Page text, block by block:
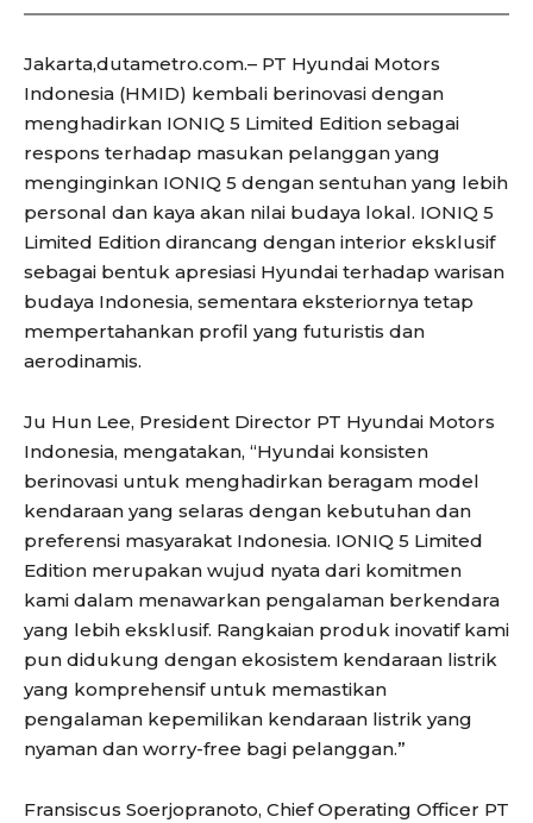
Jakarta,dutametro.com.– PT Hyundai Motors
Indonesia (HMID) kembali berinovasi dengan
menghadirkan IONIQ 5 Limited Edition sebagai
respons terhadap masukan pelanggan yang
menginginkan IONIQ 5 dengan sentuhan yang lebih
personal dan kaya akan nilai budaya lokal. IONIQ 5
Limited Edition dirancang dengan interior eksklusif
sebagai bentuk apresiasi Hyundai terhadap warisan
budaya Indonesia, sementara eksteriornya tetap
mempertahankan profil yang futuristis dan
aerodinamis.
Ju Hun Lee, President Director PT Hyundai Motors
Indonesia, mengatakan, “Hyundai konsisten
berinovasi untuk menghadirkan beragam model
kendaraan yang selaras dengan kebutuhan dan
preferensi masyarakat Indonesia. IONIQ 5 Limited
Edition merupakan wujud nyata dari komitmen
kami dalam menawarkan pengalaman berkendara
yang lebih eksklusif. Rangkaian produk inovatif kami
pun didukung dengan ekosistem kendaraan listrik
yang komprehensif untuk memastikan
pengalaman kepemilikan kendaraan listrik yang
nyaman dan worry-free bagi pelanggan.”
Fransiscus Soerjopranoto, Chief Operating Officer PT